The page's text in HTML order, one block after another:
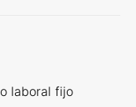
laboral fijo